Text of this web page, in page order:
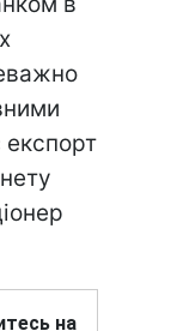
експорт
на